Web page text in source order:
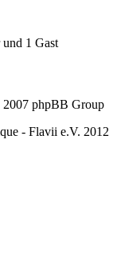
1 Gast
phpBB Group
- Flavii e.V. 2012